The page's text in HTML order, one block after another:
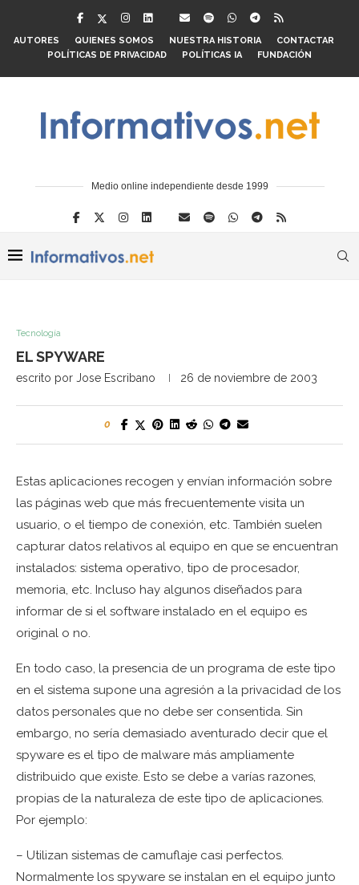
AUTORES QUIENES SOMOS NUESTRA HISTORIA
CONTACTAR
POLÍTICAS DE PRIVACIDAD
POLÍTICAS IA FUNDACIÓN
Medio online independiente desde 1999
Tecnología
EL SPYWARE
escrito por Jose Escribano 26 de noviembre de 2003
0
Estas aplicaciones recogen y envían información sobre
las páginas web que más frecuentemente visita un
usuario, o el tiempo de conexión, etc. También suelen
capturar datos relativos al equipo en que se encuentran
instalados: sistema operativo, tipo de procesador,
memoria, etc. Incluso hay algunos diseñados para
informar de si el software instalado en el equipo es
original o no.
En todo caso, la presencia de un programa de este tipo
en el sistema supone una agresión a la privacidad de los
datos personales que no debe ser consentida. Sin
embargo, no sería demasiado aventurado decir que el
spyware es el tipo de malware más ampliamente
distribuido que existe. Esto se debe a varías razones,
propias de la naturaleza de este tipo de aplicaciones.
Por ejemplo:
– Utilizan sistemas de camuflaje casi perfectos.
Normalmente los spyware se instalan en el equipo junto